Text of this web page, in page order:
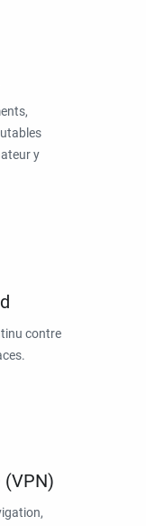
y
contre
(VPN)